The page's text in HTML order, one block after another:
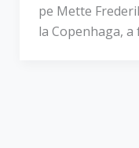
pe Mette
la Copenhaga,